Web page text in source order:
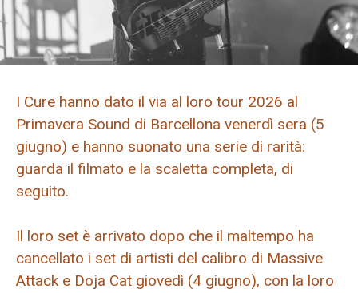
I Cure hanno dato il via al loro tour 2026 al
Primavera Sound di Barcellona venerdì sera (5
giugno) e hanno suonato una serie di rarità:
guarda il filmato e la scaletta completa, di
seguito.
Il loro set è arrivato dopo che il maltempo ha
cancellato i set di artisti del calibro di Massive
Attack e Doja Cat giovedì (4 giugno), con la loro